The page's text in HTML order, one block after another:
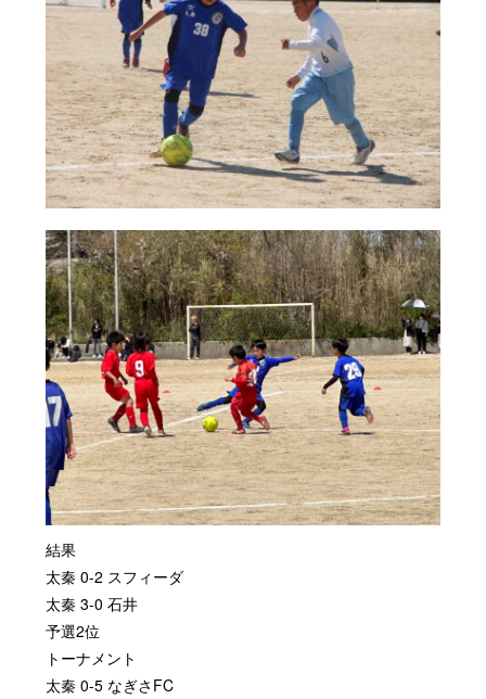
結果
太秦 0-2 スフィーダ
太秦 3-0 石井
予選2位
トーナメント
太秦 0-5 なぎさFC